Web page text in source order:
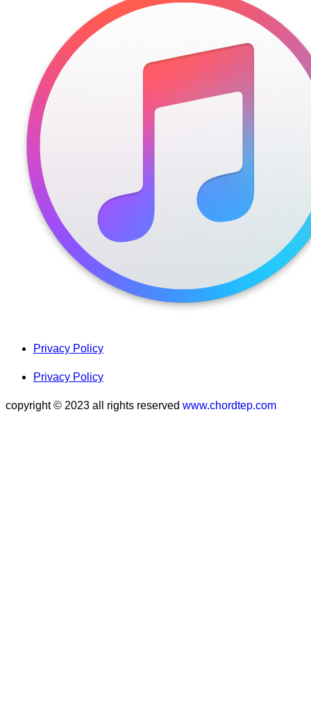
Privacy Policy
Privacy Policy
copyright © 2023 all rights reserved www.chordtep.com